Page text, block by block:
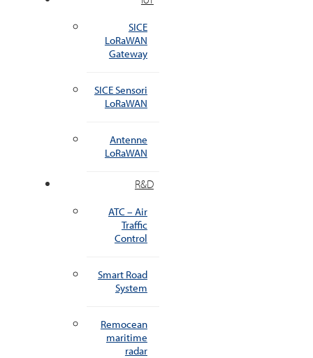
SICE
LoRaWAN
Gateway
SICE Sensori
LoRaWAN
Antenne
LoRaWAN
R&D
ATC – Air
Traffic
Control
Smart Road
System
Remocean
maritime
radar